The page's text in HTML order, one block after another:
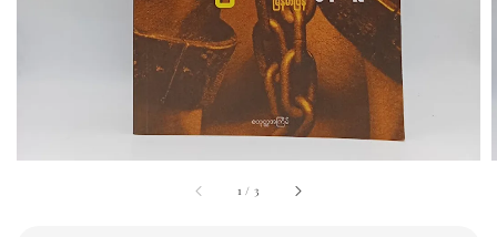
1 / 3